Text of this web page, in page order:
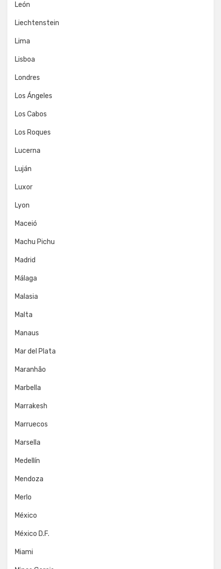
León
Liechtenstein
Lima
Lisboa
Londres
Los Ángeles
Los Cabos
Los Roques
Lucerna
Luján
Luxor
Lyon
Maceió
Machu Pichu
Madrid
Málaga
Malasia
Malta
Manaus
Mar del Plata
Maranhão
Marbella
Marrakesh
Marruecos
Marsella
Medellín
Mendoza
Merlo
México
México D.F.
Miami